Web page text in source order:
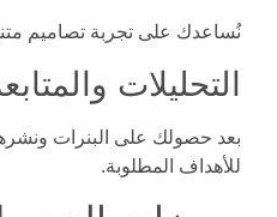
نُساعدك على تجربة تصاميم
التحليلات
بعد حصولك على البنرات
للأهداف المطلوبة.